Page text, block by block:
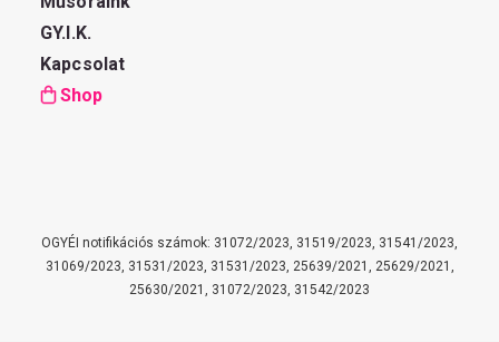
GY.I.K.
Kapcsolat
Shop
OGYÉI notifikációs számok: 31072/2023, 31519/2023, 31541/2023,
31069/2023, 31531/2023, 31531/2023, 25639/2021, 25629/2021,
25630/2021, 31072/2023, 31542/2023